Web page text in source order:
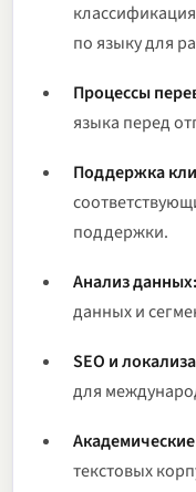
по языку для
Процессы
языка перед
Поддержка
поддержки.
Анализ данных:
данных и
SEO и
для
текстовых